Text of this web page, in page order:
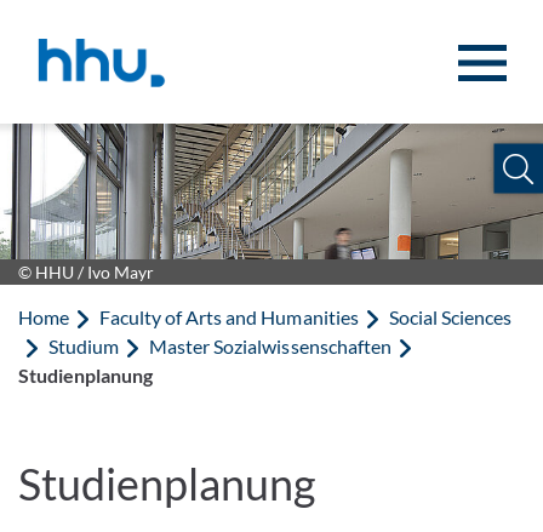
© HHU / Ivo Mayr
Home Faculty of Arts and Humanities
Social Sciences
Studium
Master Sozialwissenschaften
Studienplanung
Studienplanung